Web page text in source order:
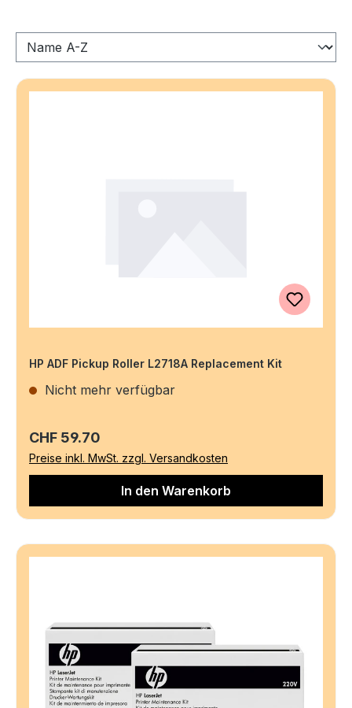
HP ADF Pickup Roller L2718A Replacement Kit
Nicht mehr verfügbar
Regulärer Preis:
CHF 59.70
Preise inkl. MwSt. zzgl. Versandkosten
In den Warenkorb